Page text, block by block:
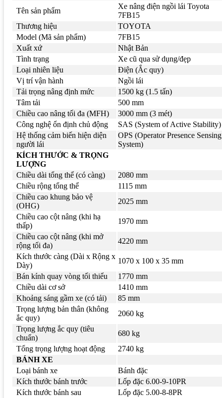
Tên sản phẩm
Xe nâng điện ngồi lái Toyota
7FB15
Thương hiệu
TOYOTA
Model (Mã sản phẩm)
7FB15
Xuất xứ
Nhật Bản
Tình trạng
Xe cũ qua sử dụng/đẹp
Loại nhiên liệu
Điện (Ắc quy)
Vị trí vận hành
Ngồi lái
Tải trọng nâng định mức
1500 kg (1.5 tấn)
Tâm tải
500 mm
Chiều cao nâng tối đa (MFH)
3000 mm (3 mét)
Công nghệ ổn định chủ động
SAS (System of Active Stability)
Hệ thống cảm biến hiện diện
người lái
OPS (Operator Presence Sensing
System)
KÍCH THƯỚC & TRỌNG
LƯỢNG
Chiều dài tổng thể (có càng)
2080 mm
Chiều rộng tổng thể
1115 mm
Chiều cao khung bảo vệ
(OHG)
2025 mm
Chiều cao cột nâng (khi hạ
thấp)
1970 mm
Chiều cao cột nâng (khi mở
rộng tối đa)
4220 mm
Kích thước càng (Dài x Rộng x
Dày)
1070 x 100 x 35 mm
Bán kính quay vòng tối thiểu
1770 mm
Chiều dài cơ sở
1410 mm
Khoảng sáng gầm xe (có tải)
85 mm
Trọng lượng bản thân (không
ắc quy)
2060 kg
Trọng lượng ắc quy (tiêu
chuẩn)
680 kg
Tổng trọng lượng hoạt động
2740 kg
BÁNH XE
Loại bánh xe
Bánh đặc
Kích thước bánh trước
Lốp đặc 6.00-9-10PR
Kích thước bánh sau
Lốp đặc 5.00-8-8PR